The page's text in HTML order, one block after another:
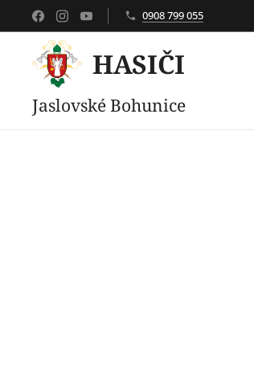
0908 799 055
HASIČI
Jaslovské Bohunice